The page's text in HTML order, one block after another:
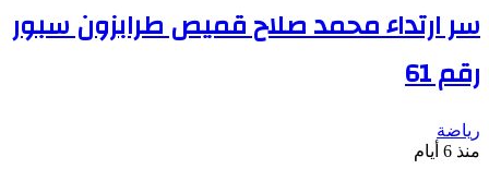
سر ارتداء محمد صلاح قميص طرابزون سبور
رقم 61
رياضة
منذ 6 أيام